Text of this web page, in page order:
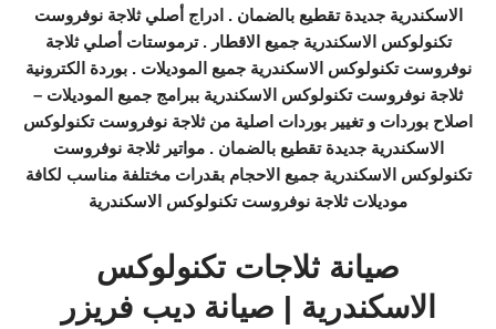
الاسكندرية جديدة تقطيع بالضمان . ادراج أصلي ثلاجة نوفروست
تكنولوكس الاسكندرية جميع الاقطار . ترموستات أصلي ثلاجة
نوفروست تكنولوكس الاسكندرية جميع الموديلات . بوردة الكترونية
ثلاجة نوفروست تكنولوكس الاسكندرية ببرامج جميع الموديلات –
اصلاح بوردات و تغيير بوردات اصلية من ثلاجة نوفروست تكنولوكس
الاسكندرية جديدة تقطيع بالضمان . مواتير ثلاجة نوفروست
تكنولوكس الاسكندرية جميع الاحجام بقدرات مختلفة مناسب لكافة
موديلات ثلاجة نوفروست تكنولوكس الاسكندرية
صيانة ثلاجات تكنولوكس
الاسكندرية | صيانة ديب فريزر